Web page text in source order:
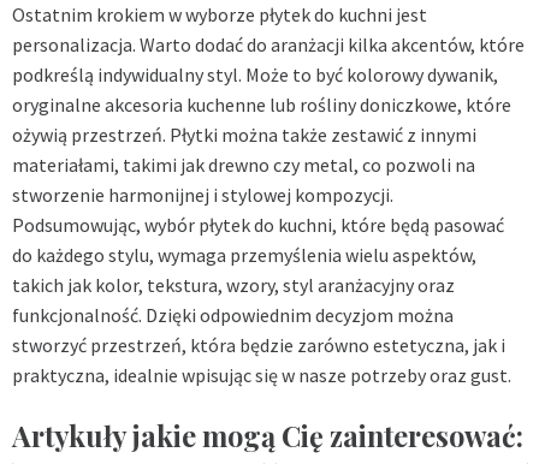
Ostatnim krokiem w wyborze płytek do kuchni jest
personalizacja. Warto dodać do aranżacji kilka akcentów, które
podkreślą indywidualny styl. Może to być kolorowy dywanik,
oryginalne akcesoria kuchenne lub rośliny doniczkowe, które
ożywią przestrzeń. Płytki można także zestawić z innymi
materiałami, takimi jak drewno czy metal, co pozwoli na
stworzenie harmonijnej i stylowej kompozycji.
Podsumowując, wybór płytek do kuchni, które będą pasować
do każdego stylu, wymaga przemyślenia wielu aspektów,
takich jak kolor, tekstura, wzory, styl aranżacyjny oraz
funkcjonalność. Dzięki odpowiednim decyzjom można
stworzyć przestrzeń, która będzie zarówno estetyczna, jak i
praktyczna, idealnie wpisując się w nasze potrzeby oraz gust.
Artykuły jakie mogą Cię zainteresować: